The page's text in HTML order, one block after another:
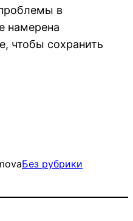
в
намерена
чтобы сохранить
Без рубрики